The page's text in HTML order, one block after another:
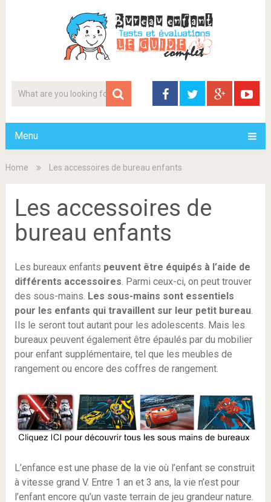
Menu
Home Les accessoires de bureau enfants
Les accessoires de
bureau enfants
Les bureaux enfants peuvent être équipés à l’aide de
différents accessoires. Parmi ceux-ci, on peut trouver
des sous-mains. Les sous-mains sont essentiels
pour les enfants qui travaillent sur leur petit bureau.
Ils le seront tout autant pour les adolescents. Mais les
bureaux peuvent également être épaulés par du mobilier
pour enfant supplémentaire, tel que les meubles de
rangement ou encore des coffres de rangement.
L’enfance est une phase de la vie où l’enfant se construit
à vitesse grand V. Entre 1 an et 3 ans, la vie n’est pour
l’enfant encore qu’un vaste terrain de jeu grandeur nature.